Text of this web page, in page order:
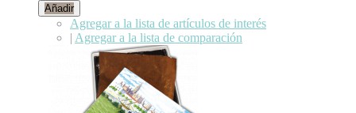
Añadir
Agregar a la lista de artículos de interés
| Agregar a la lista de comparación